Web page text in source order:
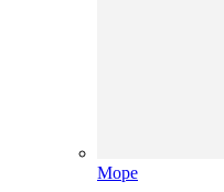
Море